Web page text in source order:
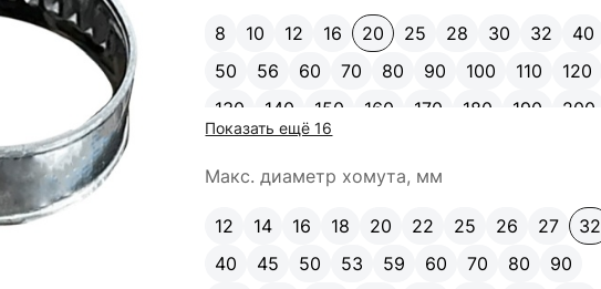
8 10 12 16 20 25 28 30 32
40
50
56 60 70 80 90 100 110
120
130
140 150 160 170 180 190
200
Показать ещё 16
Макс. диаметр хомута, мм
12 14 16 18 20 22 25 26 27
32
40
45 50 53 59 60 70 80
90